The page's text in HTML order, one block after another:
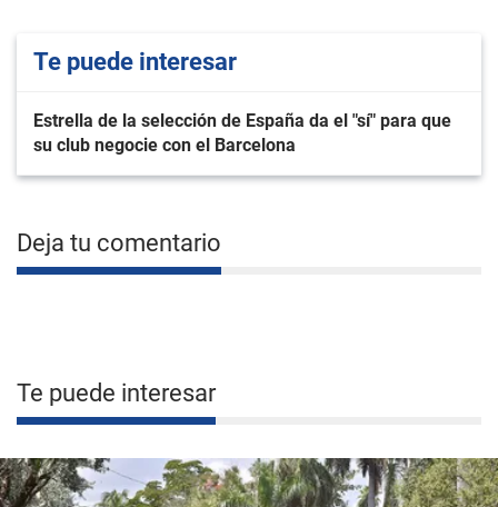
Te puede interesar
Estrella de la selección de España da el "sí" para que
su club negocie con el Barcelona
Deja tu comentario
Te puede interesar